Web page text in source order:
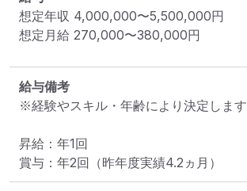
想定年収 4,000,000〜5,500,000円
想定月給 270,000〜380,000円
給与備考
※経験やスキル・年齢により決定します
昇給：年1回
賞与：年2回（昨年度実績4.2ヵ月）